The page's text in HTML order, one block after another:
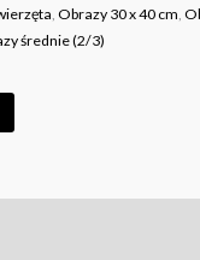
, Obrazy 30 x 40 cm,
średnie (2/3)